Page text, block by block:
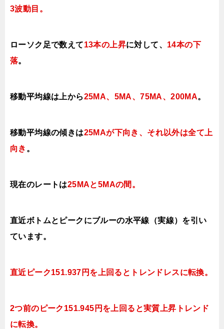
3波動目。
ローソク足で数えて13本の上昇に対して、 14本の下
落。
移動平均線は上から25MA、5MA、75MA、200MA。
移動平均線の傾きは25MAが下向き、それ以外は全て上
向き 。
現在のレートは25MAと5MAの間 。
直近ボトムとピークにブルーの水平線（実線）を引い
ています。
直近ピーク151.937円を上回るとトレンドレスに転換。
2つ前のピーク151.945円を上回ると実質上昇トレンド
に転換。